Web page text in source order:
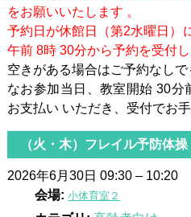
をお願いいたします 。
予約日が休館日（第2水曜日）
午前 8時 30分から予約を受付し
空きがある場合はご予約なしで
なお参加当日、教室開始 30分
お支払い いただき、受付でお手
（火・木）フレイル予防体操
2026年6月30日 09:30– 10:20
会場: 小体育室２